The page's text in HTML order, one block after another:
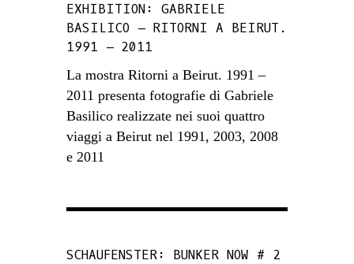
EXHIBITION: GABRIELE
BASILICO – RITORNI A BEIRUT.
1991 – 2011
La mostra Ritorni a Beirut. 1991 –
2011 presenta fotografie di Gabriele
Basilico realizzate nei suoi quattro
viaggi a Beirut nel 1991, 2003, 2008
e 2011
SCHAUFENSTER: BUNKER NOW # 2